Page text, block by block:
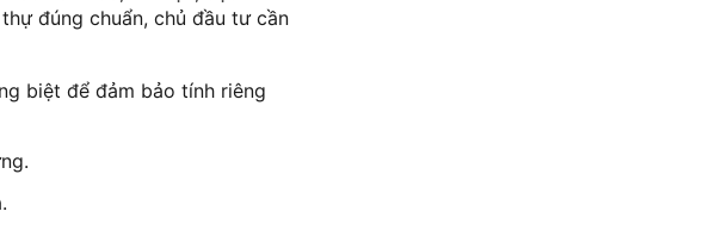
đúng chuẩn, chủ đầu tư cần
biệt để đảm bảo tính riêng